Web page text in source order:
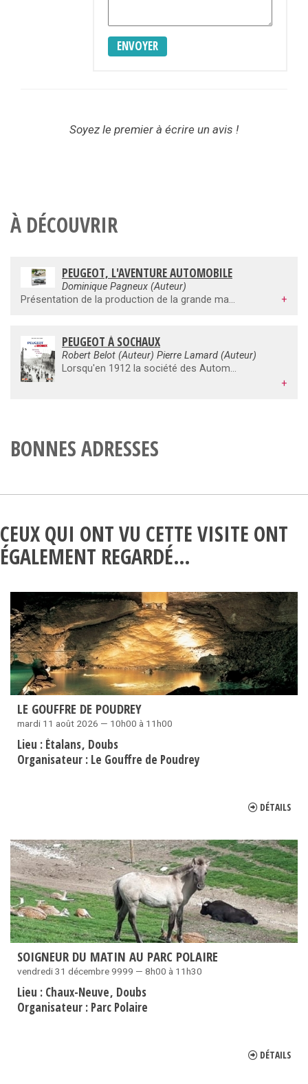
ENVOYER
Soyez le premier à écrire un avis !
À DÉCOUVRIR
PEUGEOT, L'AVENTURE AUTOMOBILE
Dominique Pagneux (Auteur)
Présentation de la production de la grande marque franc-comtoise, telle est l'ambition de cet ouvrage encyclopédique qui analyse, année après année, de 1889 à 2016, tous les modèles et versions d'automobiles et d'utilitaires construits par Peugeot. Dès 1889, Armand Peugeot se lance dans la construction automobile, ouvrant la voie à l'Aventure Peugeot, utilisant successivement la vapeur, puis l'essence, produisant automobiles, camions et utilitaires qui lui apporteront, dès 1902, succès et renom. Nouveautés techniques, innovations, résultats sportifs et toutes les péripéties de la firme de Montbéliard sont analysés et illustrés au moyen de documents inédits, de tableaux techniques. Ouvrage de référence indispensable à l'identification d'un modèle, il apporte un regard nouveau sur l'histoire de l'automobile. Dominique Pagneux : Historien de la marque, collabore régulièrement aux magazines spécialisés. Grand dénicheur d'archives inédites, il a déjà signé plusieurs livres consacrés aux voitures françaises de série aux éditions E-T-A-I.
+
PEUGEOT À SOCHAUX
Robert Belot (Auteur) Pierre Lamard (Auteur)
Lorsqu'en 1912 la société des Automobiles et des Cycles Peugeot quitte les rives du Doubs pour s'installer dans une plaine humide entre Sochaux et Montbéliard, qui aurait pu imaginer que l'un des plus puissants sites industriels d'Europe est en train de naître ? Sur ce site, qui accueillera jusqu'à 40000 personnes au cours des années 1970, et qui s'étendra jusqu'à 265 hectares, va se dérouler une des plus importantes sagas de l'histoire de la construction automobile française. Et pourtant, l'histoire de ce lieu de mémoire et de modernité bientôt centenaire n'a jamais été écrite ! Ce livre vient heureusement réparer un déni et rappeler que l'avenir ne s'écrit pas dans l'oubli du passé. Le patrimoine est à l'histoire ce que le développement durable est à la nature. C'est une force. C'est une image. C'est une identité. Le phénomène industriel en général, et automobile en particulier, a façonné notre environnement, notre imaginaire, notre vie matérielle. Il a mobilisé une véritable armée de travailleurs qui ont fait ce que Peugeot a pu être. Il a imprimé sa marque dans l'espace urbain. Il a inventé une culture : l'exception sochalienne. À l'origine immédiate de ce livre, il y a la découverte d'un fonds photographique de centaines de milliers de clichés que la Direction de Peugeot-Sochaux a bien voulu ouvrir, L fonds richement complété par les trésors du Centre de documentation du musée de I 'Aventure Peugeot, les archives du Comité d'établissement et des collections privées de syndicats ou d'individus curieux de cette histoire. Ces clichés, inédits pour la plupart, sont comme le témoins discrets mais irremplaçables de cette histoire fabuleuse qu'il s'agit de faire revivre jusqu'à aujourd'hui.
+
BONNES ADRESSES
CEUX QUI ONT VU CETTE VISITE ONT
ÉGALEMENT REGARDÉ…
LE GOUFFRE DE POUDREY
mardi 11 août 2026 — 10h00 à 11h00
Lieu : Étalans Doubs
Organisateur : Le Gouffre de Poudrey
DÉTAILS
SOIGNEUR DU MATIN AU PARC POLAIRE
vendredi 31 décembre 9999 — 8h00 à 11h30
Lieu : Chaux-Neuve Doubs
Organisateur : Parc Polaire
DÉTAILS